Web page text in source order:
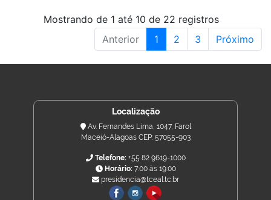
Mostrando de 1 até 10 de 22 registros
Anterior
1 2 3 Próximo
Localização
Av. Fernandes Lima, 1047, Farol
Maceió-Alagoas CEP: 57055-903
Telefone:+55 82 9619-1000
Horário:7:00 às 19:00
presidencia@tceal.tc.br